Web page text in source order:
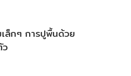
ล็กๆ การปูพื้นด้วย